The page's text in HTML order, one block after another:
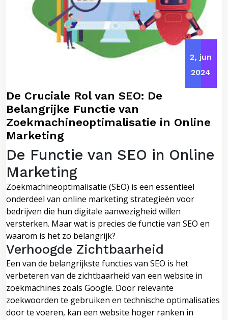
2, jun
2024
De Cruciale Rol van SEO: De
Belangrijke Functie van
Zoekmachineoptimalisatie in Online
Marketing
De Functie van SEO in Online
Marketing
Zoekmachineoptimalisatie (SEO) is een essentieel
onderdeel van online marketing strategieën voor
bedrijven die hun digitale aanwezigheid willen
versterken. Maar wat is precies de functie van SEO en
waarom is het zo belangrijk?
Verhoogde Zichtbaarheid
Een van de belangrijkste functies van SEO is het
verbeteren van de zichtbaarheid van een website in
zoekmachines zoals Google. Door relevante
zoekwoorden te gebruiken en technische optimalisaties
door te voeren, kan een website hoger ranken in